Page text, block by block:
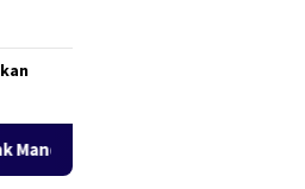
Berbagi Rp1, Perkuat